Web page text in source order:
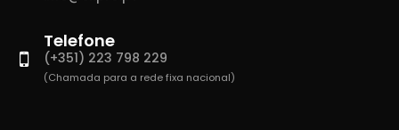
Telefone
(+351) 223 798 229
(Chamada para a rede fixa nacional)